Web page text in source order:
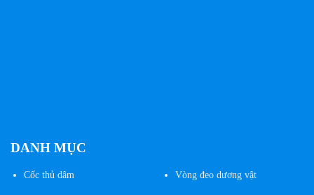
DANH MỤC
Cốcthủ dâm Vòng đeo dương vật